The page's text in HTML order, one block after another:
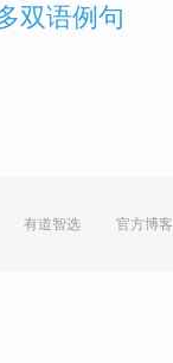
双语例句
有道智选 官方博客